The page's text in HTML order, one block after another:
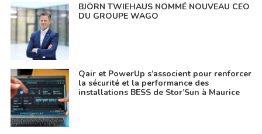
BJÖRN TWIEHAUS NOMMÉ NOUVEAU CEO
DU GROUPE WAGO
Qair et PowerUp s’associent pour renforcer
la sécurité et la performance des
installations BESS de Stor’Sun à Maurice